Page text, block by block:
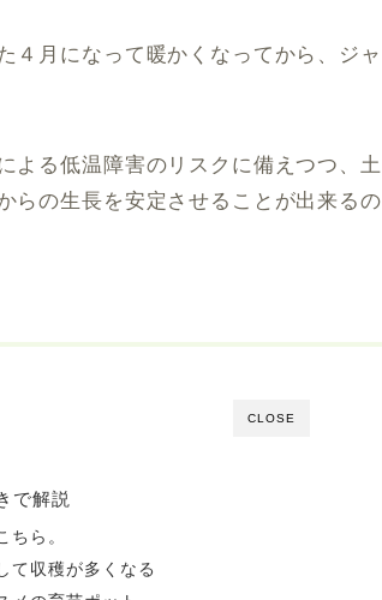
４月になって暖かくなってから、ジャ
よる低温障害のリスクに備えつつ、土
らの生長を安定させることが出来るの
CLOSE
で解説
ちら。
て収穫が多くなる